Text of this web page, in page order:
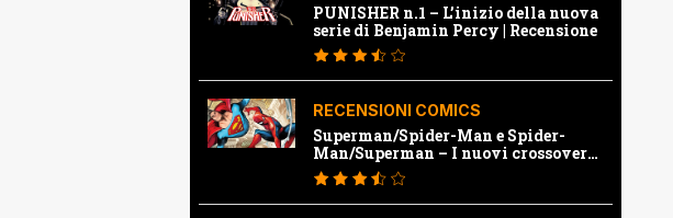
PUNISHER n.1 – L’inizio della nuova
serie di Benjamin Percy | Recensione
RECENSIONI COMICS
Superman/Spider-Man e Spider-
Man/Superman – I nuovi crossover
Marvel e Dc | Recensione